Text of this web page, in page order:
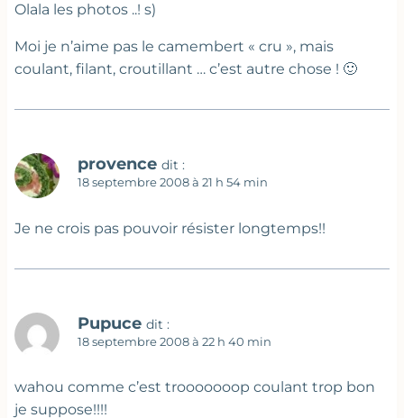
Olala les photos ..! s)
Moi je n’aime pas le camembert « cru », mais
coulant, filant, croutillant … c’est autre chose ! 🙂
provence dit :
18 septembre 2008 à 21 h 54 min
Je ne crois pas pouvoir résister longtemps!!
Pupuce dit :
18 septembre 2008 à 22 h 40 min
wahou comme c’est trooooooop coulant trop bon
je suppose!!!!